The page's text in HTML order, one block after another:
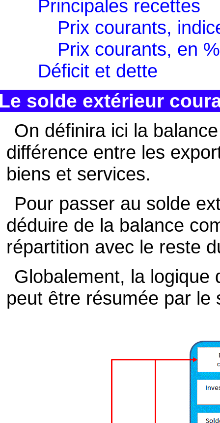
Principales recettes
Prix courants,
Prix courants, en
Déficit et dette
solde extérieur
On définira ici la
différence entre les
biens et services.
Pour passer au solde
déduire de la balance
répartition avec le reste
Globalement, la logique
peut être résumée par le